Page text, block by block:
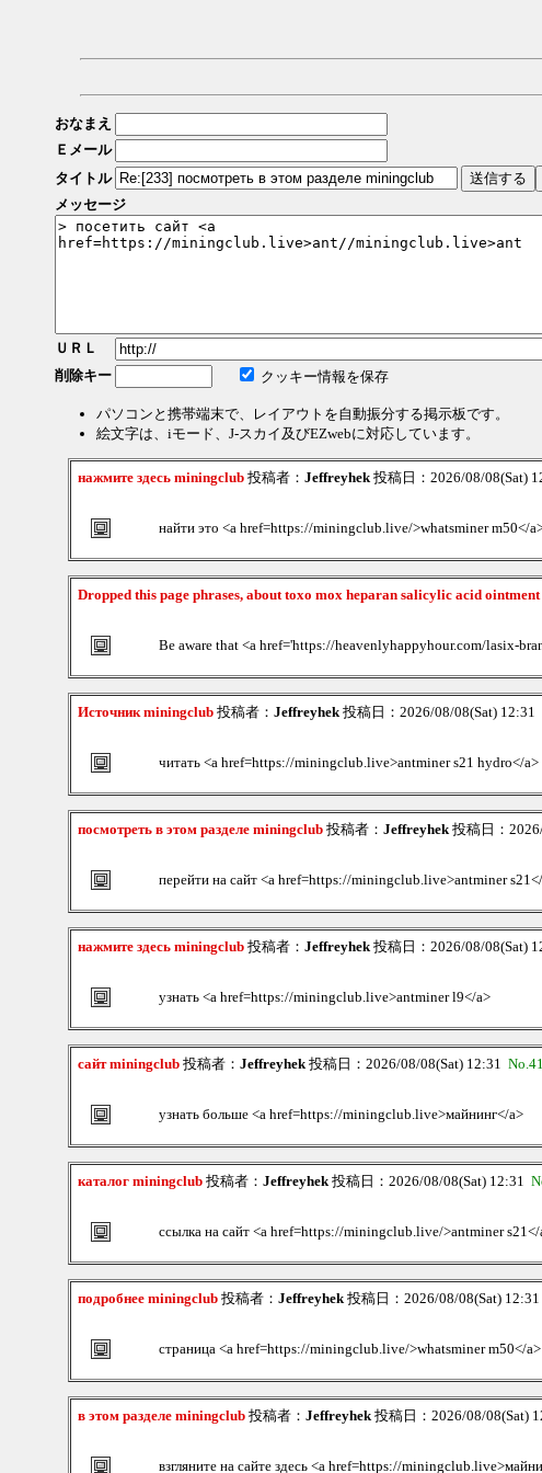
おなまえ
Ｅメール
タイトル
メッセージ
ＵＲＬ
削除キー
クッキー情報を保存
パソコンと携帯端末で、レイアウトを自動振分する掲示板です。
絵文字は、iモード、J-スカイ及びEZwebに対応しています。
нажмите здесь miningclub投稿者： Jeffreyhek投稿日：2026/08/08(Sat)
найти это <a href=https://miningclub.live/>whatsminer m50</
Dropped this page phrases, about toxo mox heparan salicylic acid
Be aware that <a href='https://heavenlyhappyhour.com/lasix-
Источник miningclub投稿者： Jeffreyhek投稿日：2026/08/08(Sat) 12:31
читать <a href=https://miningclub.live>antminer s21 hydro</a>
посмотреть в этом разделе miningclub投稿者： Jeffreyhek投稿日：
перейти на сайт <a href=https://miningclub.live>antminer
нажмите здесь miningclub投稿者： Jeffreyhek投稿日：2026/08/08(Sat)
узнать <a href=https://miningclub.live>antminer l9</a>
сайт miningclub投稿者： Jeffreyhek投稿日：2026/08/08(Sat) 12:31
узнать больше <a href=https://miningclub.live>майнинг</a>
каталог miningclub投稿者： Jeffreyhek投稿日：2026/08/08(Sat) 12:31
ссылка на сайт <a href=https://miningclub.live/>antminer s21</
подробнее miningclub投稿者： Jeffreyhek投稿日：2026/08/08(Sat) 12:31
страница <a href=https://miningclub.live/>whatsminer m50</a>
в этом разделе miningclub投稿者： Jeffreyhek投稿日：2026/08/08(Sat)
взгляните на сайте здесь <a href=https://